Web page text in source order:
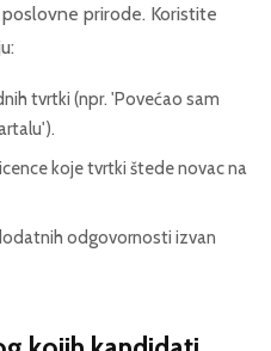
prirode. Koristite
tvrtki (npr. 'Povećao sam
koje tvrtki štede novac na
odgovornosti izvan